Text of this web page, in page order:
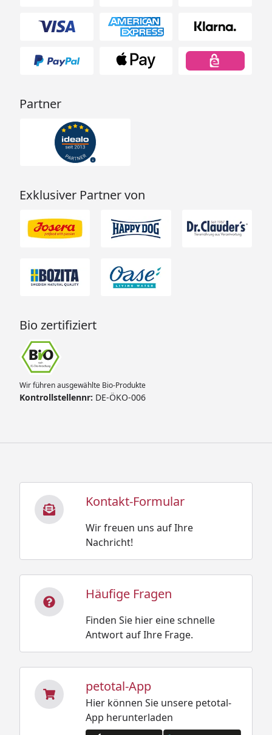
Partner
Exklusiver Partner von
Bio zertifiziert
Wir führen ausgewählte Bio-Produkte
Kontrollstellennr: DE-ÖKO-006
Kontakt-Formular
Wir freuen uns auf Ihre
Nachricht!
Häufige Fragen
Finden Sie hier eine schnelle
Antwort auf Ihre Frage.
petotal-App
Hier können Sie unsere petotal-
App herunterladen